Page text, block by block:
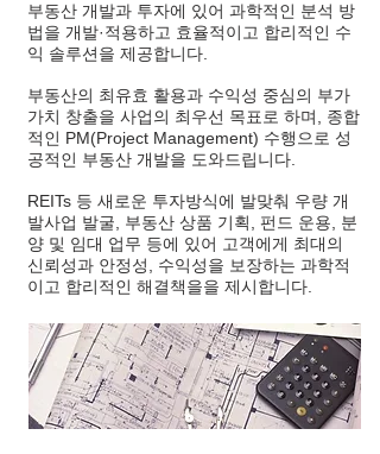
부동산 개발과 투자에 있어 과학적인 분석 방
법을 개발·적용하고 효율적이고 합리적인 수
익 솔루션을 제공합니다.
부동산의 최유효 활용과 수익성 중심의 부가
가치 창출을 사업의 최우선 목표로 하며, 종합
적인 PM(Project Management) 수행으로 성
공적인 부동산 개발을 도와드립니다.
REITs 등 새로운 투자방식에 발맞춰 우량 개
발사업 발굴, 부동산 상품 기획, 펀드 운용, 분
양 및 임대 업무 등에 있어 고객에게 최대의
신뢰성과 안정성, 수익성을 보장하는 과학적
이고 합리적인 해결책을을 제시합니다.